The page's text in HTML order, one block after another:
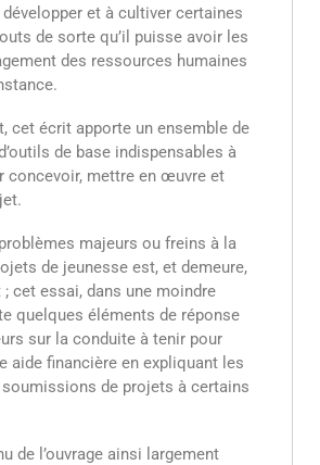
et à cultiver certaines
de sorte qu’il puisse avoir les
des ressources humaines
cet écrit apporte un ensemble de
de base indispensables à
concevoir, mettre en œuvre et
problèmes majeurs ou freins à la
de jeunesse est, et demeure,
; cet essai, dans une moindre
quelques éléments de réponse
sur la conduite à tenir pour
aide financière en expliquant les
de projets à certains
de l’ouvrage ainsi largement